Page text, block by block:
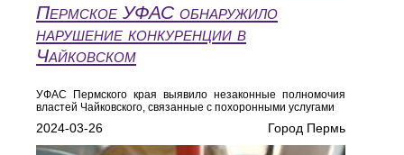
Пермское УФАС обнаружило
нарушение конкуренции в
Чайковском
УФАС Пермского края выявило незаконные полномочия
властей Чайковского, связанные с похоронными услугами
2024-03-26 Город Пермь